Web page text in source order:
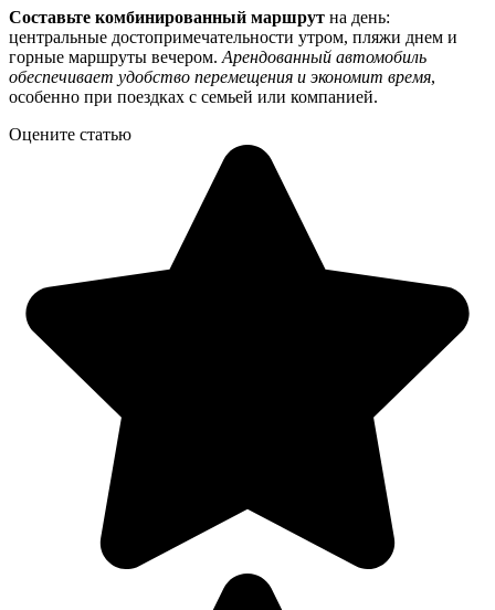
Составьте комбинированный маршрут на день:
центральные достопримечательности утром, пляжи днем и
горные маршруты вечером. Арендованный автомобиль
обеспечивает удобство перемещения и экономит время,
особенно при поездках с семьей или компанией.
Оцените статью